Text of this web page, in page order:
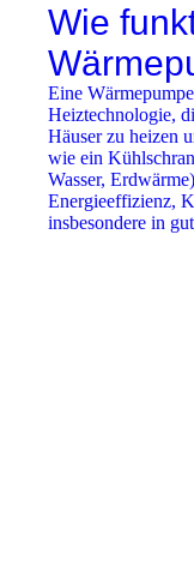
Wie
Eine
Heiztechnologie,
Häuser zu heizen
wie ein
Wasser,
Energieeffizienz,
insbesondere in